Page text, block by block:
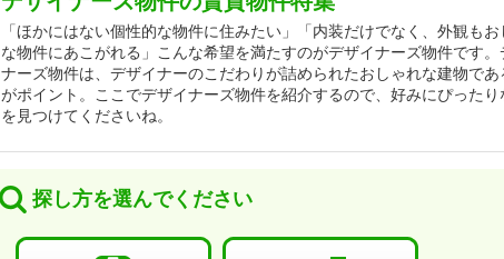
「ほかにはない個性的な物件に住みたい」「内装だけでなく、外観もお
な物件にあこがれる」こんな希望を満たすのがデザイナーズ物件です。
ナーズ物件は、デザイナーのこだわりが詰められたおしゃれな建物であ
がポイント。ここでデザイナーズ物件を紹介するので、好みにぴったり
を見つけてくださいね。
探し方を選んでください